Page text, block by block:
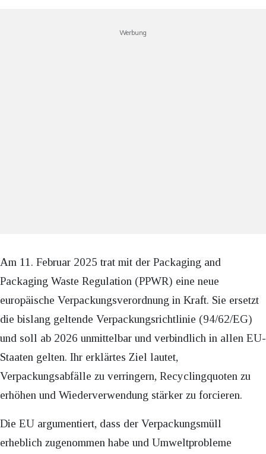
Werbung
Am 11. Februar 2025 trat mit der Packaging and
Packaging Waste Regulation (PPWR) eine neue
europäische Verpackungsverordnung in Kraft. Sie ersetzt
die bislang geltende Verpackungsrichtlinie (94/62/EG)
und soll ab 2026 unmittelbar und verbindlich in allen EU-
Staaten gelten. Ihr erklärtes Ziel lautet,
Verpackungsabfälle zu verringern, Recyclingquoten zu
erhöhen und Wiederverwendung stärker zu forcieren.
Die EU argumentiert, dass der Verpackungsmüll
erheblich zugenommen habe und Umweltprobleme